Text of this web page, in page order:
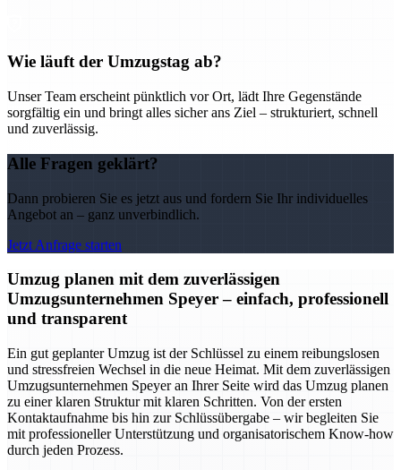
Wie läuft der Umzugstag ab?
Unser Team erscheint pünktlich vor Ort, lädt Ihre Gegenstände
sorgfältig ein und bringt alles sicher ans Ziel – strukturiert, schnell
und zuverlässig.
Alle Fragen geklärt?
Dann probieren Sie es jetzt aus und fordern Sie Ihr individuelles
Angebot an – ganz unverbindlich.
Jetzt Anfrage starten
Umzug planen mit dem zuverlässigen
Umzugsunternehmen Speyer – einfach, professionell
und transparent
Ein gut geplanter Umzug ist der Schlüssel zu einem reibungslosen
und stressfreien Wechsel in die neue Heimat. Mit dem zuverlässigen
Umzugsunternehmen Speyer an Ihrer Seite wird das Umzug planen
zu einer klaren Struktur mit klaren Schritten. Von der ersten
Kontaktaufnahme bis hin zur Schlüssübergabe – wir begleiten Sie
mit professioneller Unterstützung und organisatorischem Know-how
durch jeden Prozess.